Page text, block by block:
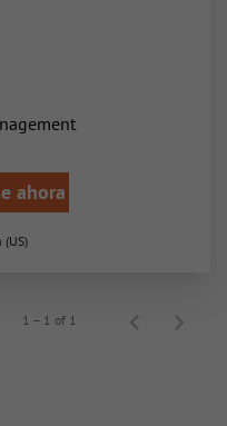
ahora
(US)
1 – 1 of 1